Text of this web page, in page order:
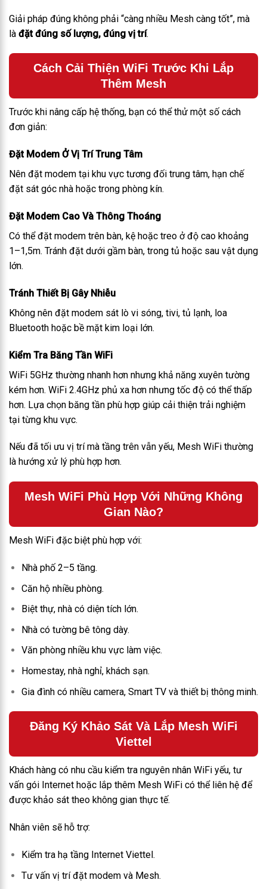
Giải pháp đúng không phải “càng nhiều Mesh càng tốt”, mà
là đặt đúng số lượng, đúng vị trí.
Cách Cải Thiện WiFi Trước Khi Lắp
Thêm Mesh
Trước khi nâng cấp hệ thống, bạn có thể thử một số cách
đơn giản:
Đặt Modem Ở Vị Trí Trung Tâm
Nên đặt modem tại khu vực tương đối trung tâm, hạn chế
đặt sát góc nhà hoặc trong phòng kín.
Đặt Modem Cao Và Thông Thoáng
Có thể đặt modem trên bàn, kệ hoặc treo ở độ cao khoảng
1–1,5m. Tránh đặt dưới gầm bàn, trong tủ hoặc sau vật dụng
lớn.
Tránh Thiết Bị Gây Nhiễu
Không nên đặt modem sát lò vi sóng, tivi, tủ lạnh, loa
Bluetooth hoặc bề mặt kim loại lớn.
Kiểm Tra Băng Tần WiFi
WiFi 5GHz thường nhanh hơn nhưng khả năng xuyên tường
kém hơn. WiFi 2.4GHz phủ xa hơn nhưng tốc độ có thể thấp
hơn. Lựa chọn băng tần phù hợp giúp cải thiện trải nghiệm
tại từng khu vực.
Nếu đã tối ưu vị trí mà tầng trên vẫn yếu, Mesh WiFi thường
là hướng xử lý phù hợp hơn.
Mesh WiFi Phù Hợp Với Những Không
Gian Nào?
Mesh WiFi đặc biệt phù hợp với:
Nhà phố 2–5 tầng.
Căn hộ nhiều phòng.
Biệt thự, nhà có diện tích lớn.
Nhà có tường bê tông dày.
Văn phòng nhiều khu vực làm việc.
Homestay, nhà nghỉ, khách sạn.
Gia đình có nhiều camera, Smart TV và thiết bị thông minh.
Đăng Ký Khảo Sát Và Lắp Mesh WiFi
Viettel
Khách hàng có nhu cầu kiểm tra nguyên nhân WiFi yếu, tư
vấn gói Internet hoặc lắp thêm Mesh WiFi có thể liên hệ để
được khảo sát theo không gian thực tế.
Nhân viên sẽ hỗ trợ:
Kiểm tra hạ tầng Internet Viettel.
Tư vấn vị trí đặt modem và Mesh.